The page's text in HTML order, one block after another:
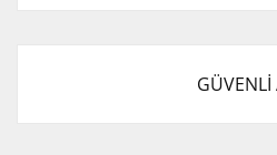
GÜVENLİ